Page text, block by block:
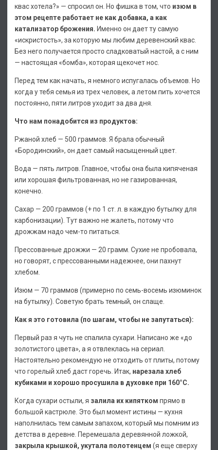
квас хотела?» — спросил он. Но фишка в том, что изюм в
этом рецепте работает не как добавка, а как
катализатор брожения. Именно он дает ту самую
«искристость», за которую мы любим деревенский квас.
Без него получается просто сладковатый настой, а с ним
— настоящая «бомба», которая щекочет нос.
Перед тем как начать, я немного испугалась объемов. Но
когда у тебя семья из трех человек, а летом пить хочется
постоянно, пяти литров уходит за два дня.
Что нам понадобится из продуктов:
Ржаной хлеб — 500 граммов. Я брала обычный
«Бородинский», он дает самый насыщенный цвет.
Вода — пять литров. Главное, чтобы она была кипяченая
или хорошая фильтрованная, но не газированная,
конечно.
Сахар — 200 граммов (+ по 1 ст. л. в каждую бутылку для
карбонизации). Тут важно не жалеть, потому что
дрожжам надо чем-то питаться.
Прессованные дрожжи — 20 грамм. Сухие не пробовала,
но говорят, с прессованными надежнее, они пахнут
хлебом.
Изюм — 70 граммов (примерно по семь-восемь изюминок
на бутылку). Советую брать темный, он слаще.
Как я это готовила (по шагам, чтобы не запутаться):
Первый раз я чуть не спалила сухари. Написано же «до
золотистого цвета», а я отвлеклась на сериал.
Настоятельно рекомендую не отходить от плиты, потому
что горелый хлеб даст горечь. Итак, нарезала хлеб
кубиками и хорошо просушила в духовке при 160°С.
Когда сухари остыли, я залила их кипятком прямо в
большой кастрюле. Это был момент истины — кухня
наполнилась тем самым запахом, который мы помним из
детства в деревне. Перемешала деревянной ложкой,
закрыла крышкой, укутала полотенцем (я еще сверху